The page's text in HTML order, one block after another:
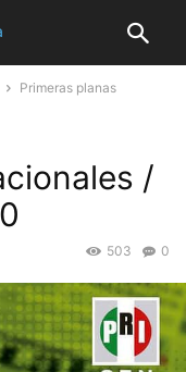
Primeras planas
/
0
503